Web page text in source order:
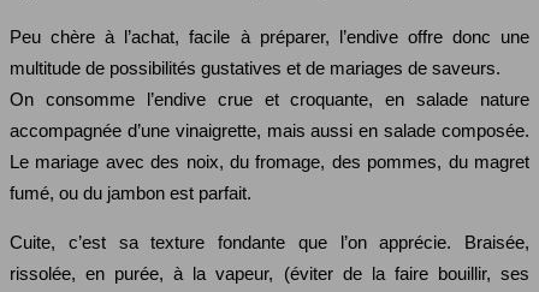
Peu chère à l’achat, facile à préparer, l’endive offre donc une
multitude de possibilités gustatives et de mariages de saveurs.
On consomme l’endive crue et croquante, en salade nature
accompagnée d’une vinaigrette, mais aussi en salade composée.
Le mariage avec des noix, du fromage, des pommes, du magret
fumé, ou du jambon est parfait.
Cuite, c’est sa texture fondante que l’on apprécie. Braisée,
rissolée, en purée, à la vapeur, (éviter de la faire bouillir, ses